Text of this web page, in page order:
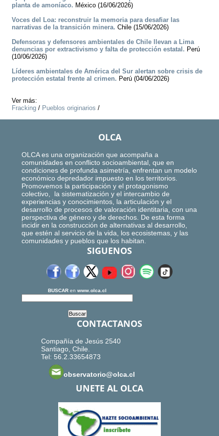
planta de amoníaco. México (16/06/2026)
Voces del Loa: reconstruir la memoria para desafiar las
narrativas de la transición minera. Chile (15/06/2026)
Defensoras y defensores ambientales de Chile llevan a Lima
denuncias por extractivismo y falta de protección estatal. Perú
(10/06/2026)
Líderes ambientales de América del Sur alertan sobre crisis de
protección estatal frente al crimen. Perú (04/06/2026)
Ver más:
Fracking / Pueblos originarios /
OLCA
OLCA es una organización que acompaña a
comunidades en conflicto socioambiental, que en
condiciones de profunda asimetría, enfrentan un modelo
económico depredador impuesto en los territorios.
Promovemos la participación y el protagonismo
colectivo, la sistematización y el intercambio de
experiencias y conocimientos, la articulación y el
desarrollo de procesos de valoración identitaria, con una
perspectiva de género y de derechos. De esta forma
incidir en la construcción de alternativas al desarrollo,
que estén al servicio de la vida, los ecosistemas, y las
comunidades y pueblos que los habitan.
SIGUENOS
BUSCAR en www.olca.cl
CONTACTANOS
Compañía de Jesús 2540
Santiago, Chile.
Tel: 56.2.33654873
observatorio@olca.cl
UNETE AL OLCA